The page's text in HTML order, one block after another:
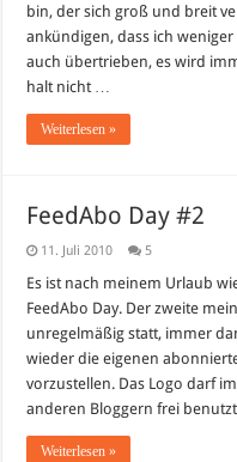
bin, der sich groß und breit
ankündigen, dass ich
auch übertrieben, es wird
halt nicht …
Weiterlesen »
FeedAbo Day #2
11. Juli 2010 5
Es ist nach meinem Urlaub
FeedAbo Day. Der zweite
unregelmäßig statt, immer
wieder die eigenen
vorzustellen. Das Logo darf
anderen Bloggern frei
Weiterlesen »